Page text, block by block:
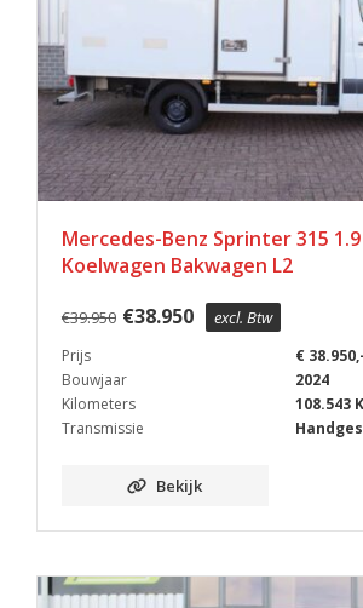
Mercedes-Benz Sprinter 315 1.9
Koelwagen Bakwagen L2
€39.950 €38.950 excl. Btw
Prijs
€
Bouwjaar
2024
Kilometers
108.543
Transmissie
Bekijk